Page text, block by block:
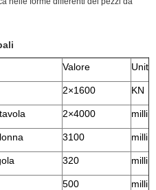
Valore Unità
2×1600 KN
2×4000
3100
320
500